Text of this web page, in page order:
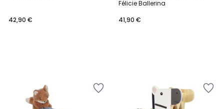
42,90 €
Félicie Ballerina
41,90 €